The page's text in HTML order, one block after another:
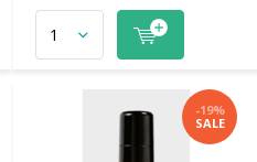
-19%
SALE